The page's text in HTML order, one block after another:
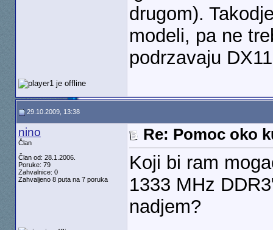
drugom).
modeli, pa ne
podrzavaju
29.10.2009, 13:38
nino
Član
Član od: 28.1.2006.
Poruke: 79
Zahvalnice: 0
Zahvaljeno 8 puta na 7 poruka
Re: Pomoc oko
Koji bi ram
1333 MHz
nadjem?